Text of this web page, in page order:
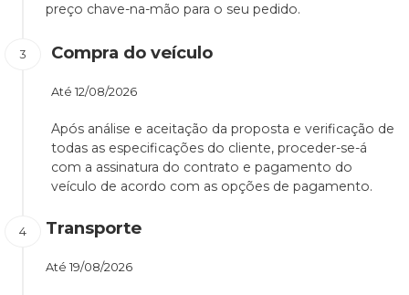
preço chave-na-mão para o seu pedido.
Compra do veículo
Até 12/08/2026
Após análise e aceitação da proposta e verificação de
todas as especificações do cliente, proceder-se-á
com a assinatura do contrato e pagamento do
veículo de acordo com as opções de pagamento.
Transporte
Até 19/08/2026